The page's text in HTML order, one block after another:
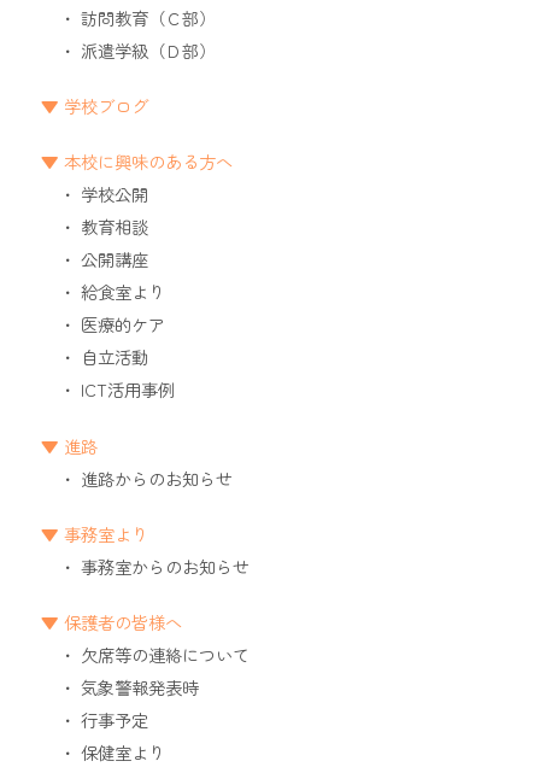
訪問教育（Ｃ部）
派遣学級（Ｄ部）
学校ブログ
本校に興味のある方へ
学校公開
教育相談
公開講座
給食室より
医療的ケア
自立活動
ICT活用事例
進路
進路からのお知らせ
事務室より
事務室からのお知らせ
保護者の皆様へ
欠席等の連絡について
気象警報発表時
行事予定
保健室より